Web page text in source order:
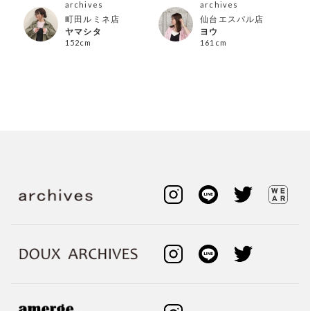
archives
町田ルミネ店
ヤマシタ
152cm
archives
仙台エスパル店
ヨウ
161cm